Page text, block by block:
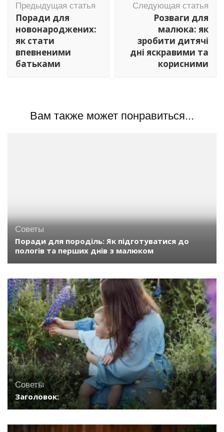
по
записям
Предыдущая статья
Поради для
новонароджених:
як стати
впевненими
батьками
Следующая статья
Розваги для
малюка: як
зробити дитячі
дні яскравими та
корисними
Вам также может понравиться...
Советы
Поради для породіль: Як підготуватися до
пологів та перших днів з малюком
Советы
Заголовок: